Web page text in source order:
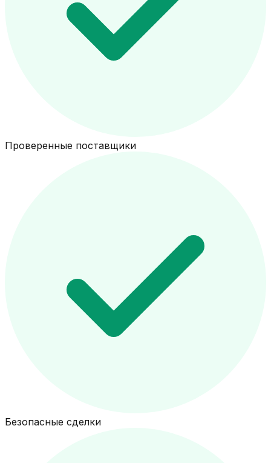
Проверенные поставщики
Безопасные сделки